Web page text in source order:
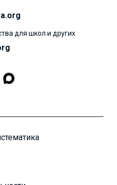
для школ и других